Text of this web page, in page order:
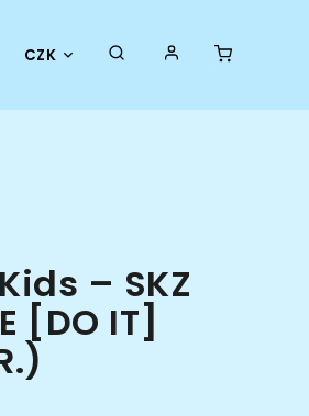
CZK
goods Oficiální merch
– SKZ
[DO IT]